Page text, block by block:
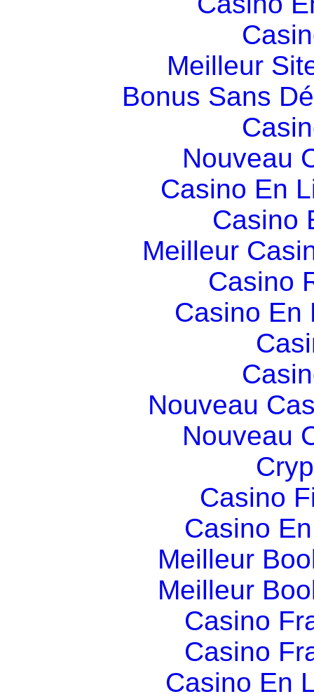
Meilleur
Bonus Sans
Nouveau
Casino En
Casino
Meilleur
Casino
Casino En
Nouveau
Nouveau
Casino
Casino
Meilleur
Meilleur
Casino
Casino
Casino En